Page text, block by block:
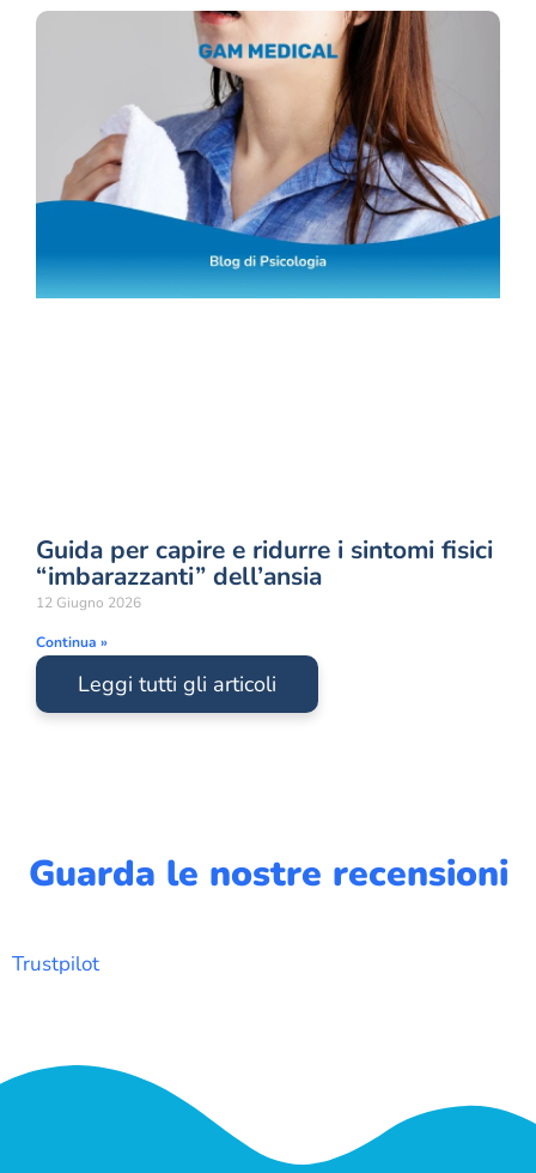
Guida per capire e ridurre i sintomi fisici
“imbarazzanti” dell’ansia
12 Giugno 2026
Continua »
Leggi tutti gli articoli
Guarda le nostre recensioni
Trustpilot